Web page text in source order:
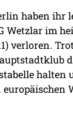
haben ihr
Wetzlar im
verloren.
halten